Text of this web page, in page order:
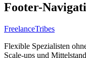
Footer-
FreelanceTribes
Flexible Spezialisten
Scale-ups und